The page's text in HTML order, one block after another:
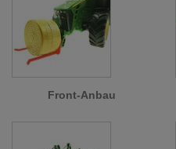
Front-Anbau